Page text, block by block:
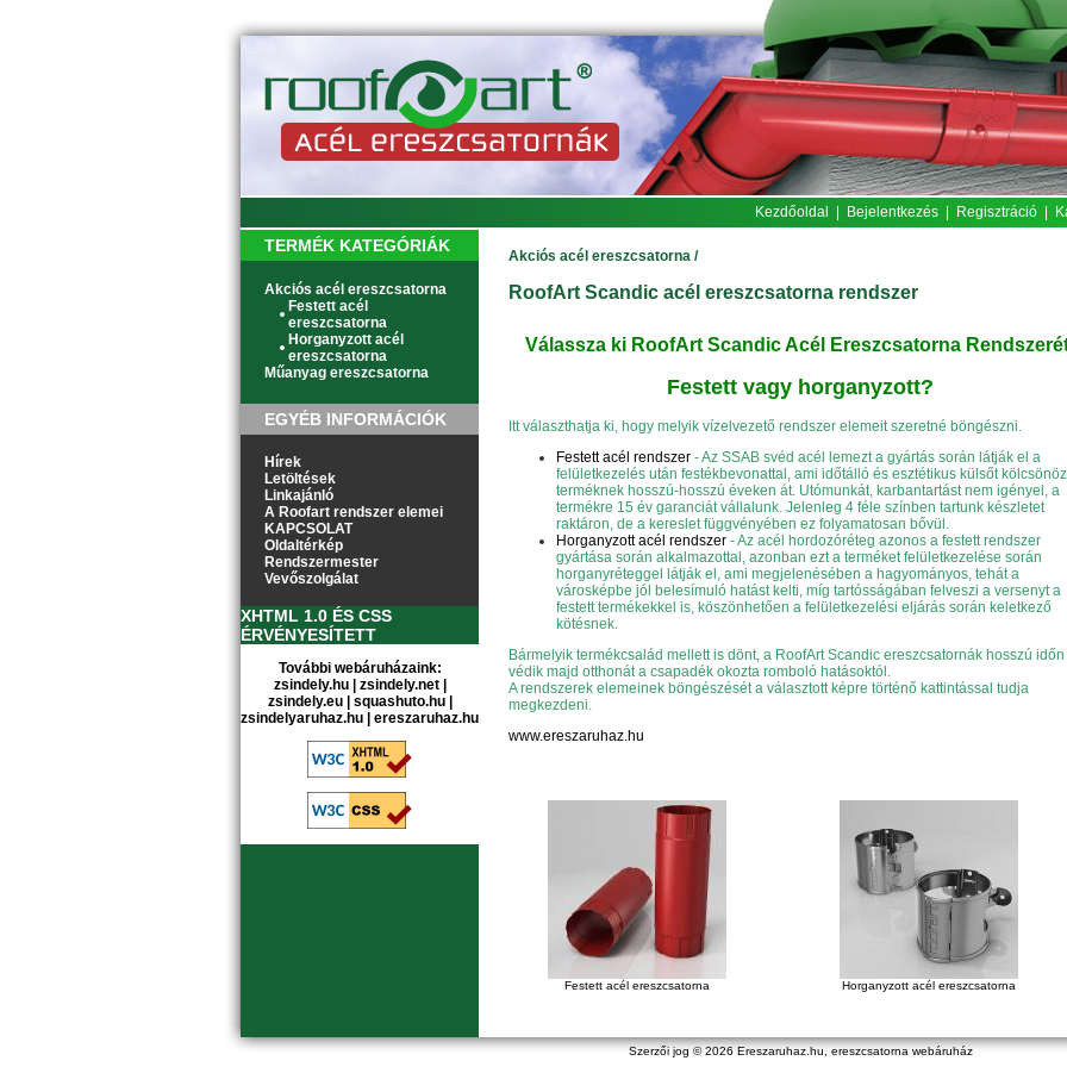
Szerzői jog © 2026Ereszaruhaz.hu, ereszcsatorna webáruház
Kezdőoldal Bejelentkezés Regisztráció
TERMÉK KATEGÓRIÁK
Akciós acél ereszcsatorna
Festett acél
ereszcsatorna
Horganyzott acél
ereszcsatorna
Műanyag ereszcsatorna
EGYÉB INFORMÁCIÓK
Hírek
Letöltések
Linkajánló
A Roofart rendszer elemei
KAPCSOLAT
Oldaltérkép
Rendszermester
Vevőszolgálat
XHTML 1.0 ÉS CSS
ÉRVÉNYESÍTETT
További webáruházaink:
zsindely.hu| zsindely.net|
zsindely.eu| squashuto.hu|
zsindelyaruhaz.hu
ereszaruhaz.hu
Akciós acél ereszcsatorna /
RoofArt Scandic acél ereszcsatorna rendszer
Válassza ki RoofArt Scandic Acél Ereszcsatorna
Festett vagy horganyzott?
Itt választhatja ki, hogy melyik vízelvezető rendszer elemeit szeretné böngészni.
Festett acél rendszer - Az SSAB svéd acél lemezt a gyártás során látják el a
felületkezelés után festékbevonattal, ami időtálló és esztétikus külsőt
terméknek hosszú-hosszú éveken át. Utómunkát, karbantartást nem igényel, a
termékre 15 év garanciát vállalunk. Jelenleg 4 féle színben tartunk készletet
raktáron, de a kereslet függvényében ez folyamatosan bővül.
Horganyzott acél rendszer - Az acél hordozóréteg azonos a festett rendszer
gyártása során alkalmazottal, azonban ezt a terméket felületkezelése során
horganyréteggel látják el, ami megjelenésében a hagyományos, tehát a
városképbe jól belesímuló hatást kelti, míg tartósságában felveszi a versenyt a
festett termékekkel is, köszönhetően a felületkezelési eljárás során keletkező
kötésnek.
Bármelyik termékcsalád mellett is dönt, a RoofArt Scandic ereszcsatornák hosszú időn
védik majd otthonát a csapadék okozta romboló hatásoktól.
A rendszerek elemeinek böngészését a választott képre történő kattintással tudja
megkezdeni.
www.ereszaruhaz.hu
Festett acél ereszcsatorna Horganyzott acél ereszcsatorna